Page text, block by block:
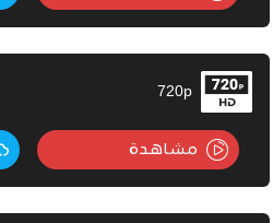
720p
مشاهدة